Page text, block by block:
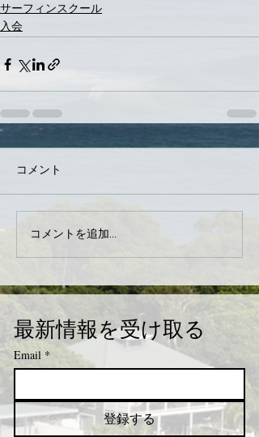
サーフィンスクール
入会
コメント
コメントを追加…
最新情報を受け取る
Email *
登録する